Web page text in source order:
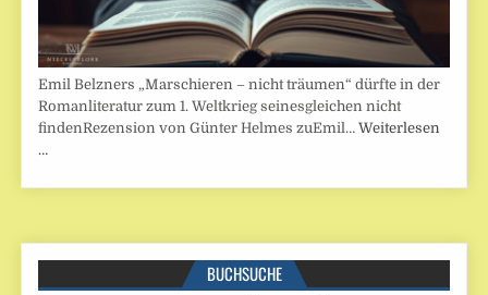
Emil Belzners „Marschieren – nicht träumen“ dürfte in der
Romanliteratur zum 1. Weltkrieg seinesgleichen nicht
findenRezension von Günter Helmes zuEmil…Weiterlesen
…
BUCHSUCHE